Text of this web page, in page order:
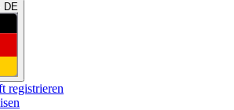
DE
registrieren